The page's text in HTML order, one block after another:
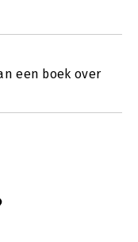
een boek over